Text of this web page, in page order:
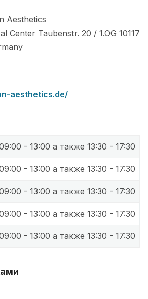
Aesthetics
Center Taubenstr. 20 / 1.OG 10117
aesthetics.de/
- 13:00 а также 13:30 - 17:30
- 13:00 а также 13:30 - 17:30
- 13:00 а также 13:30 - 17:30
- 13:00 а также 13:30 - 17:30
- 13:00 а также 13:30 - 17:30